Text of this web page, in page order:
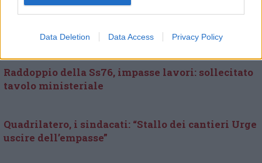
Data Deletion Data Access Privacy Policy
incontrano i sindacati
Raddoppio della Ss76, impasse lavori: sollecitato
tavolo ministeriale
Quadrilatero, i sindacati: “Stallo dei cantieri Urge
uscire dell’empasse”